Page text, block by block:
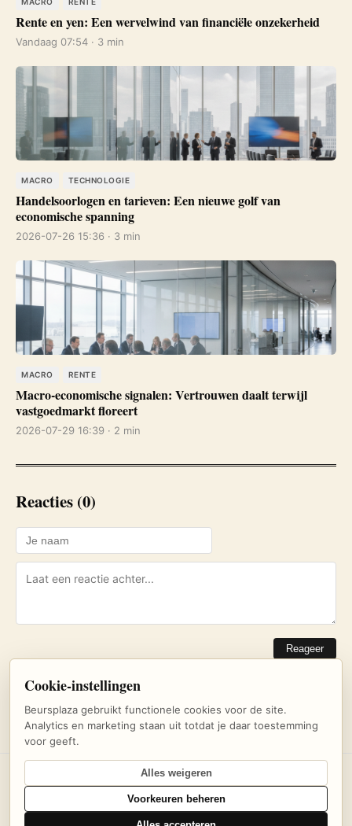
Rente en yen: Een wervelwind van financiële onzekerheid
Vandaag 07:54 · 3 min
MACRO TECHNOLOGIE
Handelsoorlogen en tarieven: Een nieuwe golf van
economische spanning
2026-07-26 15:36 · 3 min
MACRO RENTE
Macro-economische signalen: Vertrouwen daalt terwijl
vastgoedmarkt floreert
2026-07-29 16:39 · 2 min
Reacties (0)
Reageer
Nog geen reacties. Wees de eerste!
© 2026 Beursplaza — Dagelijks beursnieuws en inzichten voor
beleggers
Cookie-instellingen
Beursplaza gebruikt functionele cookies voor de site.
Analytics en marketing staan uit totdat je daar toestemming
voor geeft.
Alles weigeren
Voorkeuren beheren